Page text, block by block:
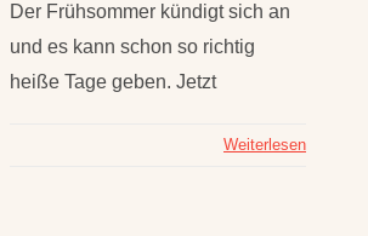
Der Frühsommer kündigt sich an
und es kann schon so richtig
heiße Tage geben. Jetzt
Weiterlesen